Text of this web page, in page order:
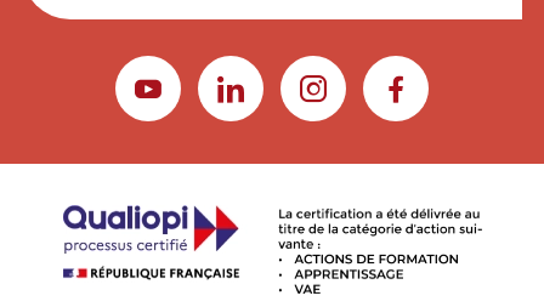
YOUTUBELINKEDININSTAGRAMFACEBOOK